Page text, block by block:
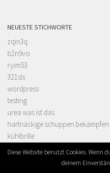
NEUESTE STICHWORTE
zqin3q
b2n9vo
ryim53
321sls
wordpress
testing
urea was ist das
hartnäckige schuppen bekämpfen
kühlbrille
was ist urea
Diese Website benutzt Cookies. Wenn
deinem